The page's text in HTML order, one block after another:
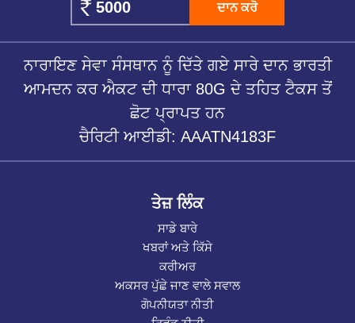
ਦਾਨ ਕਰੋ
ਨਾਰਾਇਣ ਸੇਵਾ ਸੰਸਥਾਨ ਨੂੰ ਦਿੱਤੇ ਗਏ ਸਾਰੇ ਦਾਨ ਭਾਰਤੀ
ਆਮਦਨ ਕਰ ਐਕਟ ਦੀ ਧਾਰਾ 80G ਦੇ ਤਹਿਤ ਟੈਕਸ ਤੋਂ
ਛੋਟ ਪ੍ਰਾਪਤ ਹਨ
ਚੈਰਿਟੀ ਆਈਡੀ: AAATN4183F
ਤੇਜ਼ ਲਿੰਕ
ਸਾਡੇ ਬਾਰੇ
ਖਬਰਾਂ ਅਤੇ ਕਿੱਸੇ
ਕਰੀਅਰ
ਅਕਸਰ ਪੁੱਛੇ ਜਾਣ ਵਾਲੇ ਸਵਾਲ
ਗੋਪਨੀਯਤਾ ਨੀਤੀ